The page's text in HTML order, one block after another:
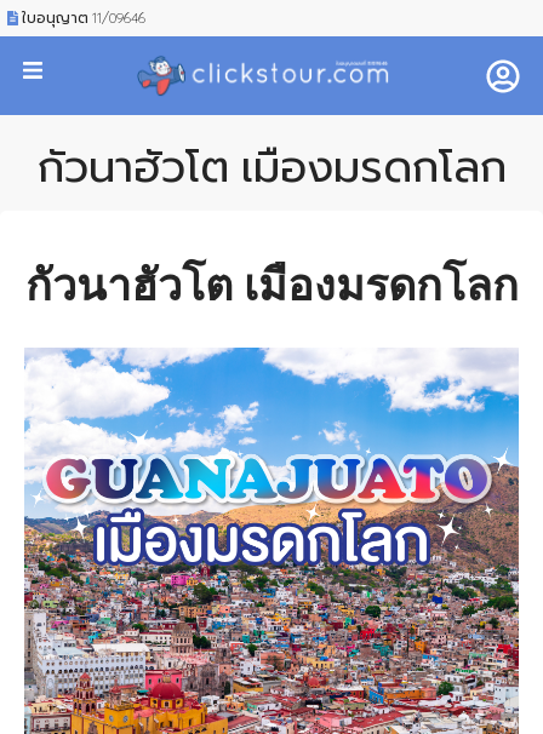
ใบอนุญาต 11/09646
กัวนาฮัวโต เมืองมรดกโลก
กัวนาฮัวโต เมืองมรดกโลก